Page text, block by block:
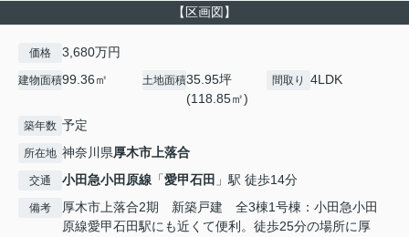
【区画図】
価格 3,680万円
建物面積99.36㎡ 土地面積35.95坪
(118.85㎡)
間取り 4LDK
築年数 予定
所在地 神奈川県厚木市 上落合
交通 小田急小田原線 「愛甲石田 」駅 徒歩14分
備考
厚木市上落合2期 新築戸建 全3棟1号棟：小田急小田
原線愛甲石田駅にも近くて便利。徒歩25分の場所に厚